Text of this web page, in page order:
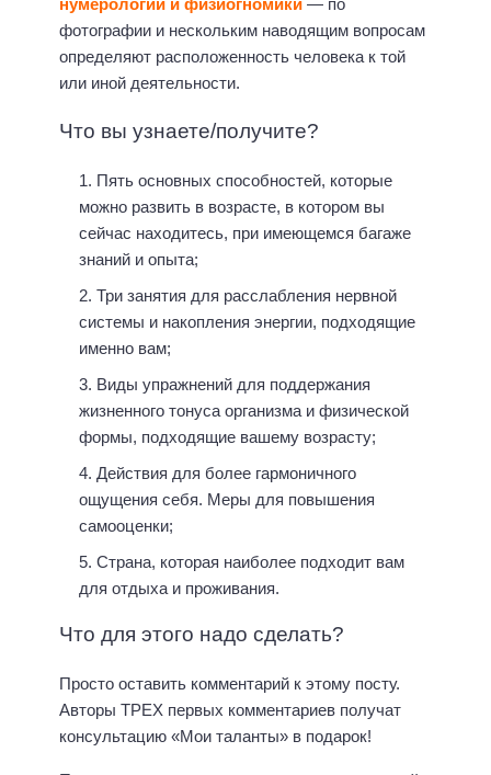
нумерологии и физиогномики — по
фотографии и нескольким наводящим вопросам
определяют расположенность человека к той
или иной деятельности.
Что вы узнаете/получите?
Пять основных способностей, которые
можно развить в возрасте, в котором вы
сейчас находитесь, при имеющемся багаже
знаний и опыта;
Три занятия для расслабления нервной
системы и накопления энергии, подходящие
именно вам;
Виды упражнений для поддержания
жизненного тонуса организма и физической
формы, подходящие вашему возрасту;
Действия для более гармоничного
ощущения себя. Меры для повышения
самооценки;
Страна, которая наиболее подходит вам
для отдыха и проживания.
Что для этого надо сделать?
Просто оставить комментарий к этому посту.
Авторы ТРЕХ первых комментариев получат
консультацию «Мои таланты» в подарок!